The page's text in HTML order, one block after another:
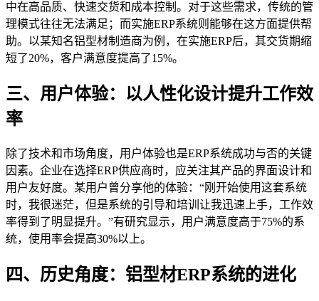
中在高品质、快速交货和成本控制。对于这些需求，传统的管
理模式往往无法满足；而实施ERP系统则能够在这方面提供帮
助。以某知名铝型材制造商为例，在实施ERP后，其交货期缩
短了20%，客户满意度提高了15%。
三、用户体验：以人性化设计提升工作效
率
除了技术和市场角度，用户体验也是ERP系统成功与否的关键
因素。企业在选择ERP供应商时，应关注其产品的界面设计和
用户友好度。某用户曾分享他的体验：“刚开始使用这套系统
时，我很迷茫，但是系统的引导和培训让我迅速上手，工作效
率得到了明显提升。”有研究显示，用户满意度高于75%的系
统，使用率会提高30%以上。
四、历史角度：铝型材ERP系统的进化